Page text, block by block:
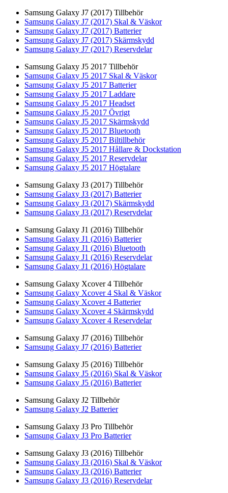
Samsung Galaxy J7 (2017) Tillbehör
Samsung Galaxy J7 (2017) Skal & Väskor
Samsung Galaxy J7 (2017) Batterier
Samsung Galaxy J7 (2017) Skärmskydd
Samsung Galaxy J7 (2017) Reservdelar
Samsung Galaxy J5 2017 Tillbehör
Samsung Galaxy J5 2017 Skal & Väskor
Samsung Galaxy J5 2017 Batterier
Samsung Galaxy J5 2017 Laddare
Samsung Galaxy J5 2017 Headset
Samsung Galaxy J5 2017 Övrigt
Samsung Galaxy J5 2017 Skärmskydd
Samsung Galaxy J5 2017 Bluetooth
Samsung Galaxy J5 2017 Biltillbehör
Samsung Galaxy J5 2017 Hållare & Dockstation
Samsung Galaxy J5 2017 Reservdelar
Samsung Galaxy J5 2017 Högtalare
Samsung Galaxy J3 (2017) Tillbehör
Samsung Galaxy J3 (2017) Batterier
Samsung Galaxy J3 (2017) Skärmskydd
Samsung Galaxy J3 (2017) Reservdelar
Samsung Galaxy J1 (2016) Tillbehör
Samsung Galaxy J1 (2016) Batterier
Samsung Galaxy J1 (2016) Bluetooth
Samsung Galaxy J1 (2016) Reservdelar
Samsung Galaxy J1 (2016) Högtalare
Samsung Galaxy Xcover 4 Tillbehör
Samsung Galaxy Xcover 4 Skal & Väskor
Samsung Galaxy Xcover 4 Batterier
Samsung Galaxy Xcover 4 Skärmskydd
Samsung Galaxy Xcover 4 Reservdelar
Samsung Galaxy J7 (2016) Tillbehör
Samsung Galaxy J7 (2016) Batterier
Samsung Galaxy J5 (2016) Tillbehör
Samsung Galaxy J5 (2016) Skal & Väskor
Samsung Galaxy J5 (2016) Batterier
Samsung Galaxy J2 Tillbehör
Samsung Galaxy J2 Batterier
Samsung Galaxy J3 Pro Tillbehör
Samsung Galaxy J3 Pro Batterier
Samsung Galaxy J3 (2016) Tillbehör
Samsung Galaxy J3 (2016) Skal & Väskor
Samsung Galaxy J3 (2016) Batterier
Samsung Galaxy J3 (2016) Reservdelar